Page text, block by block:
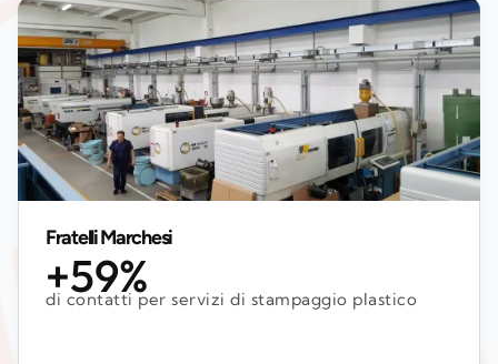
Fratelli Marchesi
+59%
di contatti per servizi di stampaggio plastico